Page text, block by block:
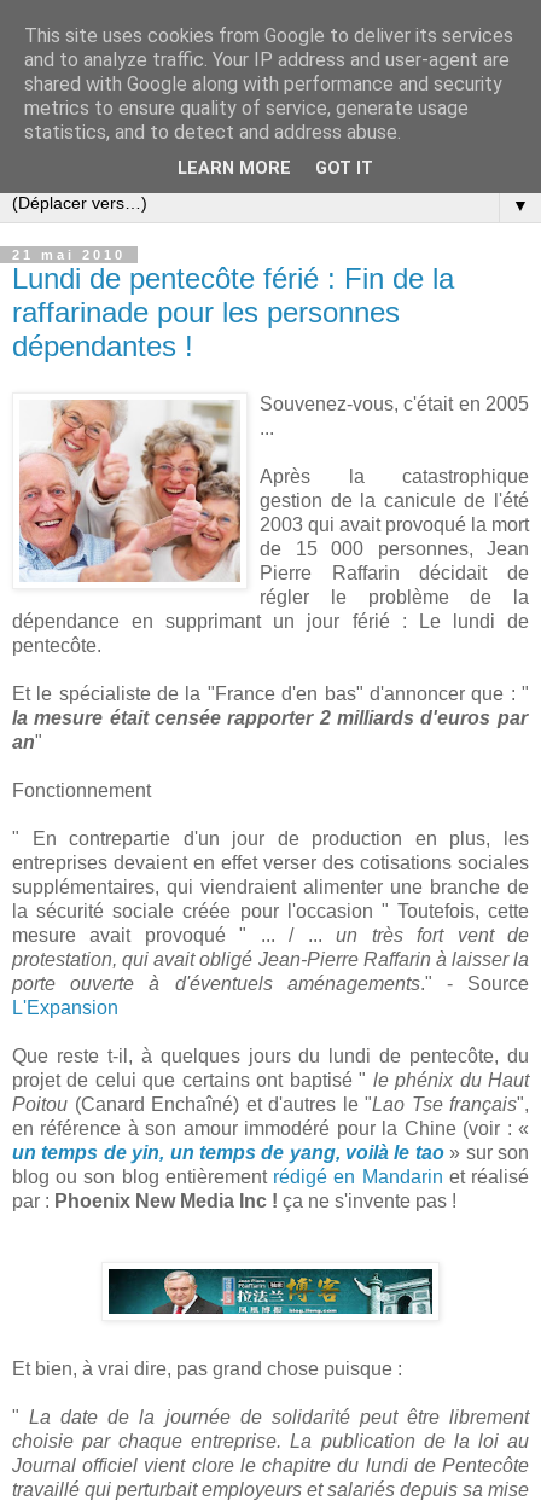
Slovar les Nouvelles
Blog citoyen d'informations, de décryptages et de
commentaires depuis 2005
▼
21 mai 2010
Lundi de pentecôte férié : Fin de la
raffarinade pour les personnes
dépendantes !
Souvenez-vous, c'était en 2005
...
Après la catastrophique
gestion de la canicule de l'été
2003 qui avait provoqué la mort
de 15 000 personnes, Jean
Pierre Raffarin décidait de
régler le problème de la
dépendance en supprimant un jour férié : Le lundi de
pentecôte.
Et le spécialiste de la "France d'en bas" d'annoncer que : "
la mesure était censée rapporter 2 milliards d'euros par
an"
Fonctionnement
" En contrepartie d'un jour de production en plus, les
entreprises devaient en effet verser des cotisations sociales
supplémentaires, qui viendraient alimenter une branche de
la sécurité sociale créée pour l'occasion " Toutefois, cette
mesure avait provoqué " ... / ...un très fort vent de
protestation, qui avait obligé Jean-Pierre Raffarin à laisser la
porte ouverte à d'éventuels aménagements." - Source
L'Expansion
Que reste t-il, à quelques jours du lundi de pentecôte, du
projet de celui que certains ont baptisé " le phénix du Haut
Poitou (Canard Enchaîné) et d'autres le "Lao Tse français",
en référence à son amour immodéré pour la Chine (voir : «
un temps de yin, un temps de yang, voilà le tao » sur son
blog ou son blog entièrement rédigé en Mandarin et réalisé
par : Phoenix New Media Inc ! ça ne s'invente pas !
Et bien, à vrai dire, pas grand chose puisque :
"La date de la journée de solidarité peut être librement
choisie par chaque entreprise. La publication de la loi au
Journal officiel vient clore le chapitre du lundi de Pentecôte
travaillé qui perturbait employeurs et salariés depuis sa mise
This site uses cookies from Google to deliver its services
and to analyze traffic. Your IP address and user-agent are
shared with Google along with performance and security
metrics to ensure quality of service, generate usage
statistics, and to detect and address abuse.
LEARN MORE GOT IT